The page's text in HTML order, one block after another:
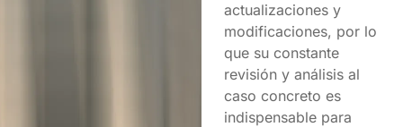
actualizaciones y
modificaciones, por lo
que su constante
revisión y análisis al
caso concreto es
indispensable para